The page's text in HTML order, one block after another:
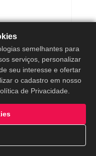
semelhantes para
serviços, personalizar
seu interesse e ofertar
o cadastro em nosso
de Privacidade.